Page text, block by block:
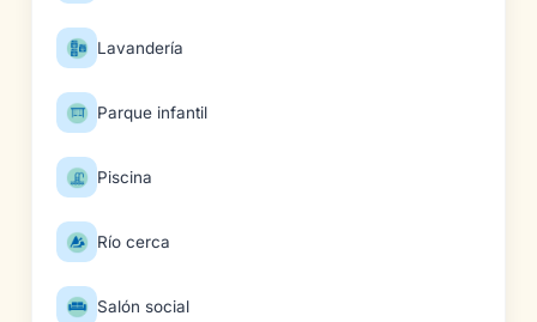
Lavandería
Parque infantil
Piscina
Río cerca
Salón social